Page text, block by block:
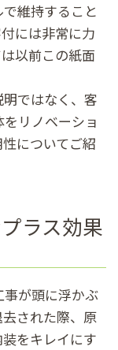
維持すること
には非常に力
以前この紙面
ではなく、客
リノベーショ
についてご紹
ラス効果
が頭に浮かぶ
された際、原
をキレイにす